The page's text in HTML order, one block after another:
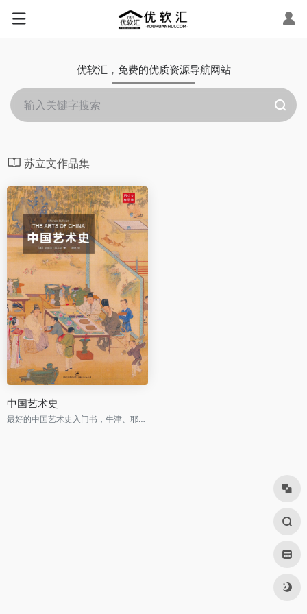
优软汇，免费的优质资源导航网站
苏立文作品集
中国艺术史
最好的中国艺术史入门书，牛津、耶鲁、普林斯顿沿用40年之经典读本